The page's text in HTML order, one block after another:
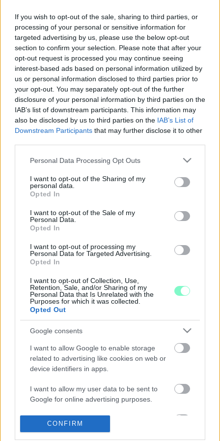
If you wish to opt-out of the sale, sharing to third parties, or
processing of your personal or sensitive information for
targeted advertising by us, please use the below opt-out
section to confirm your selection. Please note that after your
opt-out request is processed you may continue seeing
interest-based ads based on personal information utilized by
us or personal information disclosed to third parties prior to
your opt-out. You may separately opt-out of the further
disclosure of your personal information by third parties on the
IAB’s list of downstream participants. This information may
also be disclosed by us to third parties on the IAB’s List of
Downstream Participants that may further disclose it to other
Please note that this website/app uses one or more Google
not limited to your visit or usage behaviour. You may click to
grant or deny consent to Google and its third-party tags to
use your data for below specified purposes in below Google
consent section.
Personal Data Processing Opt Outs
I want to opt-out of the Sharing of my
personal data.
Opted In
I want to opt-out of the Sale of my
Personal Data.
Opted In
I want to opt-out of processing my
Personal Data for Targeted Advertising.
Opted In
I want to opt-out of Collection, Use,
Retention, Sale, and/or Sharing of my
Personal Data that Is Unrelated with the
Purposes for which it was collected.
Opted Out
Google consents
I want to allow Google to enable storage
related to advertising like cookies on web or
device identifiers in apps.
I want to allow my user data to be sent to
Google for online advertising purposes.
I want to allow Google to send me
CONFIRM
ÍGY ÖRÖMMEL FIZETTE KI VARGA JUDIT
RENDEZVÉNYÉNEK TEREMDÍJÁT IS
2023. január. 25. 11:13
Nem volt szűkmarkú a kormány a civil áltevékenység
szponzorálásával.
TÖBB MINT 300 EZER FORINTJÁBA FÁJT A
POLGÁRI EGYESÜLET SZOMBATHELYÉRT CIVIL
SZERVEZETNEK VARGA JUDIT SZOMBATHELYI
LÁTOGATÁSA
2022. december. 14. 15:36
Valószínű minden fillért megért, hogy tudjuk micsoda fegyver a
PARKOLÁSI KORRUPCIÓVAL VÁDOLJÁK ÉS
2022. február. 23. 14:55
A zuglói polgármester mellett egy "volt helyi politikust" is
VÁRATLANUL KIVONULT ÉS HÁZKUTATÁST
TART A RENDŐRSÉG A ZUGLÓI
CSABA LAKÁSÁBAN
2022. február. 23. 10:54
sajtótájékoztatója is elmaradt.
MÁR MEGINT NEM TETSZIK A SZOMBATHELYI
FIDESZNEK JORDÁN TAMÁS SZÍNHÁZA
2020. január. 28. 16:20
Magyar embernek az ilyen darab nem tetszik - kritizálta a
FIDESZES EGYESÜLETEKHEZ VÁNDOROLNAK
SZOMBATHELYEN A KÖZPÉNZEK
Egy bizottsági tag és egy képviselő elnökölte szervezetek közel
3 millió forint közpénzt tehettek el ebben a ciklusban.
KARÁCSONY GERGELY NYERTE A BALOLDALI
PÁRTOK FŐVÁROSI ELŐVÁLASZTÁSÁT